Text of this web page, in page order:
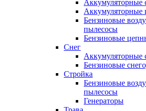
Аккумуляторные
Бензиновые
пылесосы
Бензиновые
Снег
Аккумуляторные
Бензиновые
Стройка
Бензиновые
пылесосы
Генераторы